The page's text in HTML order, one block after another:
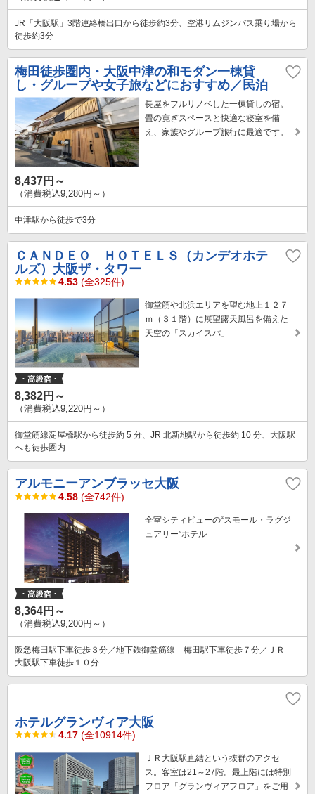
JR「大阪駅」3階連絡橋出口から徒歩約3分、空港リムジンバス乗り場から
徒歩約3分
梅田徒歩圏内・大阪中津の和モダン一棟貸
し・グループや女子旅などにおすすめ／民泊
長屋をフルリノベした一棟貸しの宿。
畳の寛ぎスペースと快適な寝室を備
え、家族やグループ旅行に最適です。
8,437円～
（消費税込9,280円～）
中津駅から徒歩で3分
ＣＡＮＤＥＯ ＨＯＴＥＬＳ（カンデオホテ
ルズ）大阪ザ・タワー
4.53 (全325件)
御堂筋や北浜エリアを望む地上１２７
ｍ（３１階）に展望露天風呂を備えた
天空の「スカイスパ」
8,382円～
（消費税込9,220円～）
御堂筋線淀屋橋駅から徒歩約 5 分、JR 北新地駅から徒歩約 10 分、大阪駅
へも徒歩圏内
アルモニーアンブラッセ大阪
4.58 (全742件)
全室シティビューの“スモール・ラグジ
ュアリー”ホテル
8,364円～
（消費税込9,200円～）
阪急梅田駅下車徒歩３分／地下鉄御堂筋線 梅田駅下車徒歩７分／ＪＲ
大阪駅下車徒歩１０分
ホテルグランヴィア大阪
4.17 (全10914件)
ＪＲ大阪駅直結という抜群のアクセ
ス。客室は21～27階。最上階には特別
フロア「グランヴィアフロア」をご用